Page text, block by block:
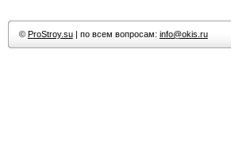
© ProStroy.su| по всем вопросам: info@okis.ru